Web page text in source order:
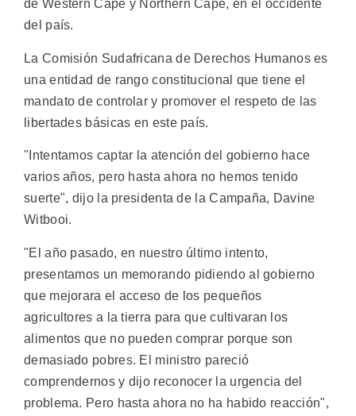
de Western Cape y Northern Cape, en el occidente
del país.
La Comisión Sudafricana de Derechos Humanos es
una entidad de rango constitucional que tiene el
mandato de controlar y promover el respeto de las
libertades básicas en este país.
"Intentamos captar la atención del gobierno hace
varios años, pero hasta ahora no hemos tenido
suerte", dijo la presidenta de la Campaña, Davine
Witbooi.
"El año pasado, en nuestro último intento,
presentamos un memorando pidiendo al gobierno
que mejorara el acceso de los pequeños
agricultores a la tierra para que cultivaran los
alimentos que no pueden comprar porque son
demasiado pobres. El ministro pareció
comprendernos y dijo reconocer la urgencia del
problema. Pero hasta ahora no ha habido reacción",